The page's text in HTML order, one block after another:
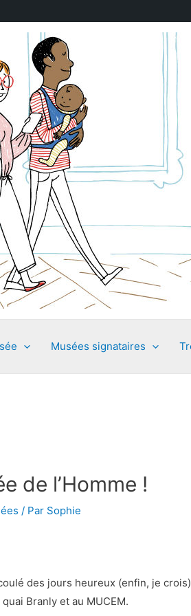
Musées signataires
de l’Homme !
/ Par Sophie
des jours heureux (enfin, je
Branly et au MUCEM.